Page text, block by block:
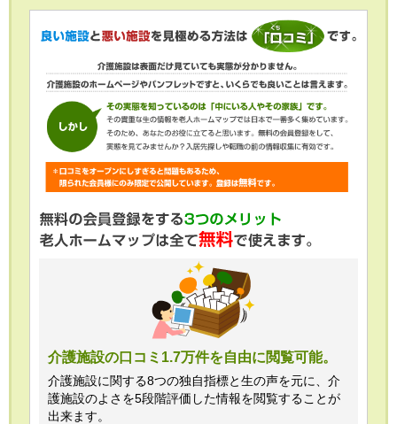
介護施設の口コミ1.7万件を自由に閲覧可能。
介護施設に関する8つの独自指標と生の声を元に、介
護施設のよさを5段階評価した情報を閲覧することが
出来ます。